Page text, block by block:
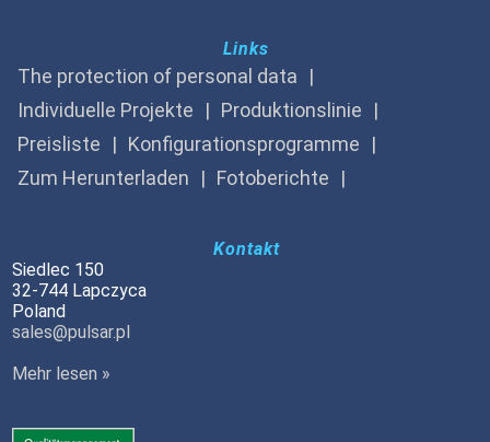
Links
The protection of personal data
Individuelle Projekte
Produktionslinie
Preisliste
Konfigurationsprogramme
Zum Herunterladen
Fotoberichte
Kontakt
Siedlec 150
32-744 Lapczyca
Poland
sales@pulsar.pl
Mehr lesen »